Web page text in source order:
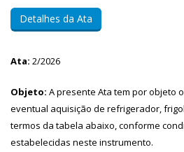
Detalhes da Ata
Ata: 2/2026
Objeto: A presente Ata tem por objeto
eventual aquisição de refrigerador,
termos da tabela abaixo, conforme
estabelecidas neste instrumento.